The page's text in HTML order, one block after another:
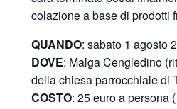
colazione a base di prodotti
QUANDO: sabato 1 agosto
DOVE: Malga Cengledino
della chiesa parrocchiale di
COSTO: 25 euro a persona